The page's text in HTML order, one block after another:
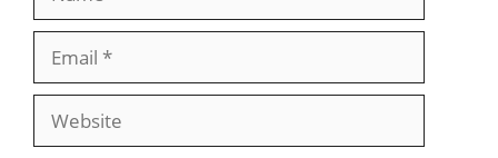
Website